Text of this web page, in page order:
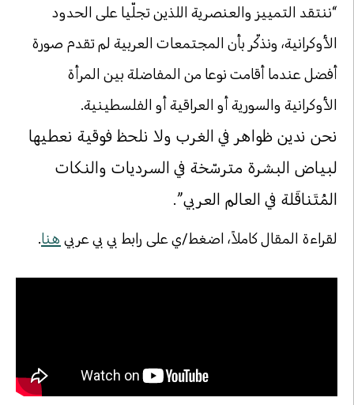
“ننتقد التمييز والعنصرية اللذين تجلّيا على الحدود
الأوكرانية، ونذكّر بأن المجتمعات العربية لم تقدم صورة
أفضل عندما أقامت نوعا من المفاضلة بين المرأة
الأوكرانية والسورية أو العراقية أو الفلسطينية.
نحن ندين ظواهر في الغرب ولا نلحظ فوقية نعطيها
لبياض البشرة مترسّخة في السرديات والنكات
المُتَناقَلة في العالم العربي”.
لقراءة المقال كاملاً، اضغط/ي على رابط بي بي عربي هنا.